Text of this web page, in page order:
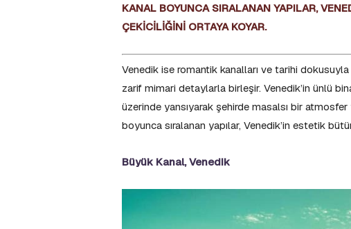
KANAL BOYUNCA SIRALANAN YAPILAR,
ÇEKİCİLİĞİNİ ORTAYA KOYAR.
Venedik ise romantik kanalları ve tarihi
zarif mimari detaylarla birleşir. Venedik’in ünlü
üzerinde yansıyarak şehirde masalsı bir
boyunca sıralanan yapılar, Venedik’in estetik
Büyük Kanal, Venedik